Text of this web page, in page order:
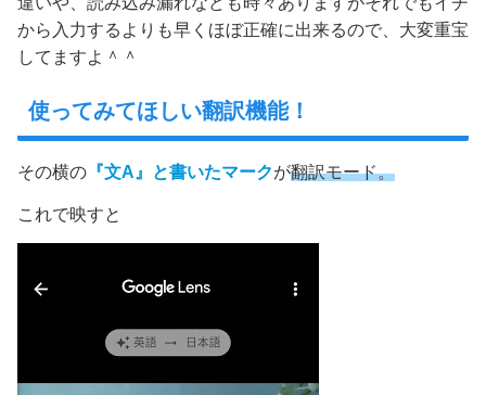
から入力するよりも早くほぼ正確に出来るので、大変重宝
してますよ＾＾
使ってみてほしい翻訳機能！
その横の 『文A』と書いたマークが翻訳モード。
これで映すと